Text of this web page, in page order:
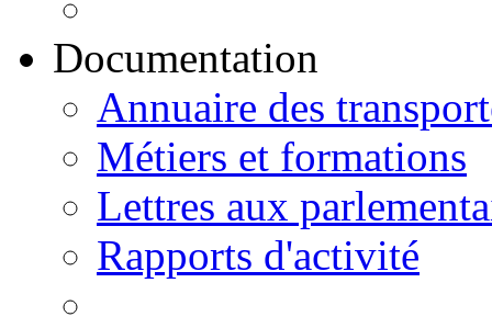
Documentation
Annuaire des
Métiers et formations
Lettres aux
Rapports d'activité